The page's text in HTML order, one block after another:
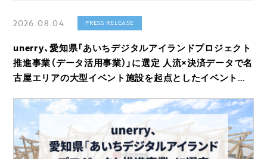
2026.08.04 PRESS RELEASE
unerry、愛知県「あいちデジタルアイランドプロジェクト
推進事業（データ活用事業）」に選定 人流×決済データで名
古屋エリアの大型イベント施設を起点としたイベントの